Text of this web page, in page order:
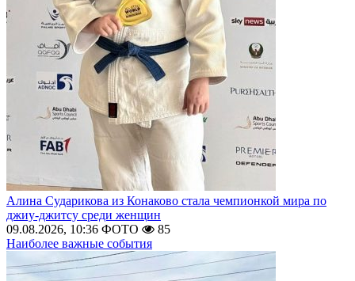
Алина Сударикова из Конаково стала чемпионкой мира по
джиу-джитсу среди женщин
09.08.2026, 10:36 ФОТО
85
Наиболее важные события